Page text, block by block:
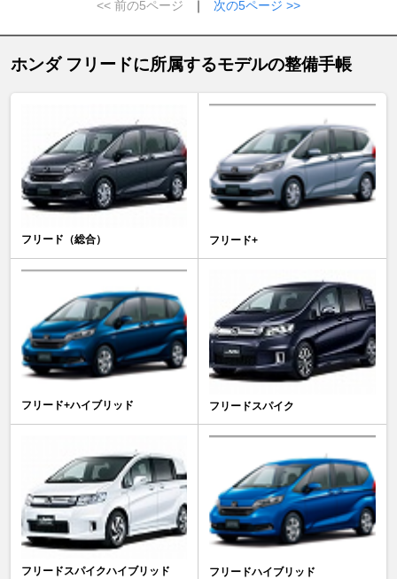
<< 前の5ページ ｜ 次の5ページ >>
ホンダ フリードに所属するモデルの整備手帳
フリード（総合） フリード+
フリード+ハイブリッド フリードスパイク
フリードスパイクハイブリッド フリードハイブリッド